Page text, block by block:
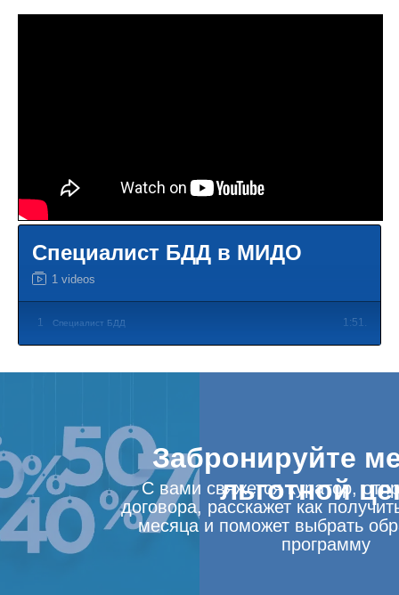
Специалист БДД в МИДО
1 videos
1 Специалист БДД 1:51.
Забронируйте
льготной
С вами свяжется куратор,
договора, расскажет как
месяца и поможет выбрать
программу